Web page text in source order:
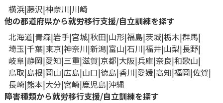
横浜 藤沢 神奈川 川崎
他の都道府県から就労移行支援/自立訓練を探す
北海道 青森 岩手 宮城 秋田 山形 福島 茨城 栃木 群馬
埼玉 千葉 東京 神奈川 新潟 富山 石川 福井 山梨 長野
岐阜 静岡 愛知 三重 滋賀 京都 大阪 兵庫 奈良 和歌山
鳥取 島根 岡山 広島 山口 徳島 香川 愛媛 高知 福岡 佐賀
長崎 熊本 大分 宮崎 鹿児島 沖縄
障害種類から就労移行支援/自立訓練を探す